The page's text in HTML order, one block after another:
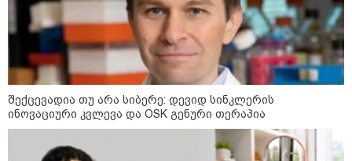
შექცევადია თუ არა სიბერე: დევიდ სინკლერის
ინოვაციური კვლევა და OSK გენური თერაპია